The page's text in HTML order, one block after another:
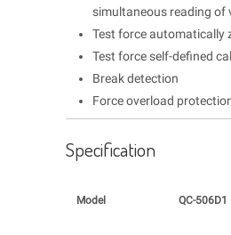
simultaneous reading of
Test force automatically
Test force self-defined
Break detection
Force overload
Specification
Model QC-506D1